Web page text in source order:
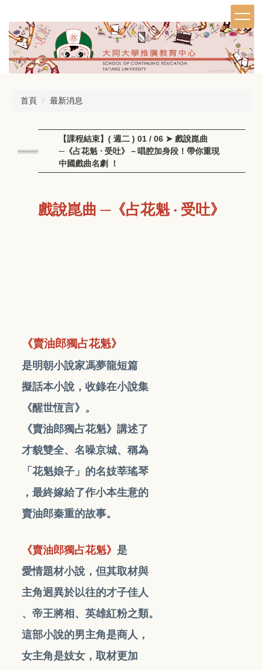
到
主
內
首頁
最新消息
【課程結束】( 週二 ) 01 / 06 ➤ 戲說崑曲
─《占花魁 ‧ 受吐》－唱腔加身段！帶你重現
中國戲曲名劇 ！
戲說崑曲 ─ 《占花魁 ‧ 受吐》
《賣油郎獨占花魁》
是明朝小說家馮夢龍短篇
擬話本小說，收錄在小說集
《醒世恆言》。
《賣油郎獨占花魁》講述了
才貌雙全、名噪京城、稱為
「花魁娘子」的名妓莘瑤琴
，最終嫁給了作小本生意的
賣油郎秦重的故事。
《賣油郎獨占花魁》 是
愛情題材小說，但其取材與
主角迥異於以往的才子佳人
、帝王將相、英雄紅粉之類。
這部小說的男主角是商人，
女主角是妓女，取材更加